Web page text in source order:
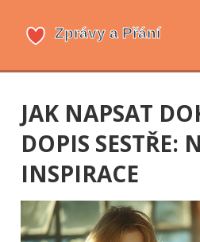
JAK NAPSAT
DOPIS SESTŘE:
INSPIRACE